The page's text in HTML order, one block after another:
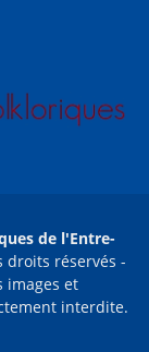
de l'Entre-
droits réservés -
images et
interdite.